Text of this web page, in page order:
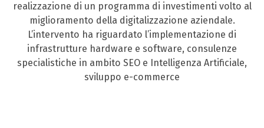
realizzazione di un programma di investimenti volto al
miglioramento della digitalizzazione aziendale.
L’intervento ha riguardato l’implementazione di
infrastrutture hardware e software, consulenze
specialistiche in ambito SEO e Intelligenza Artificiale,
sviluppo e-commerce